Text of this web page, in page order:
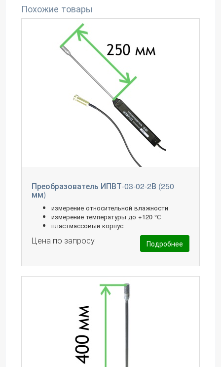
Похожие товары
Преобразователь ИПВТ-03-02-2В (250
мм)
измерение относительной влажности
измерение температуры до +120 °С
пластмассовый корпус
Цена по запросу Подробнее